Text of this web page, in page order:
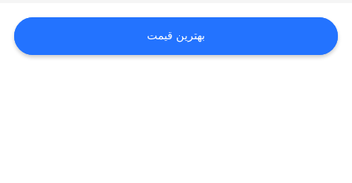
درخواست
نقل قول
بهترین قیمت